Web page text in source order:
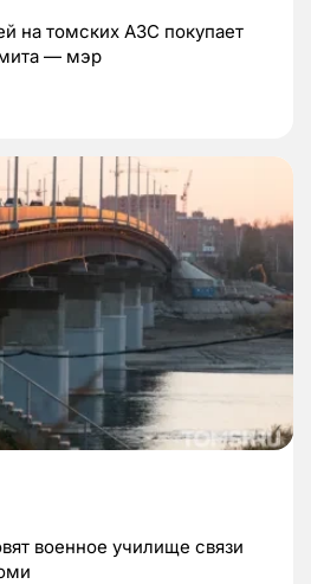
на томских АЗС покупает
— мэр
военное училище связи